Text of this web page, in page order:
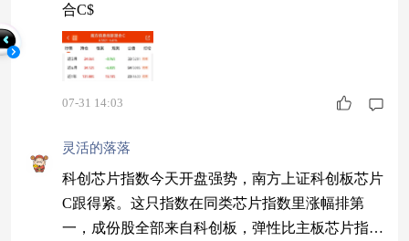
合C$
07-31 14:03
灵活的落落
科创芯片指数今天开盘强势，南方上证科创板芯片
C跟得紧。这只指数在同类芯片指数里涨幅排第
一，成份股全部来自科创板，弹性比主板芯片指数